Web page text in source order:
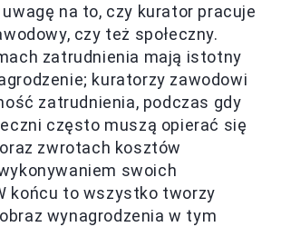
na to, czy kurator pracuje
czy też społeczny.
zatrudnienia mają istotny
kuratorzy zawodowi
zatrudnienia, podczas gdy
często muszą opierać się
zwrotach kosztów
swoich
końcu to wszystko tworzy
wynagrodzenia w tym